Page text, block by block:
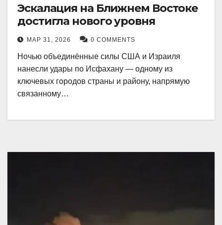
Эскалация на Ближнем Востоке
достигла нового уровня
МАР 31, 2026 0 COMMENTS
Ночью объединённые силы США и Израиля
нанесли удары по Исфахану — одному из
ключевых городов страны и району, напрямую
связанному…